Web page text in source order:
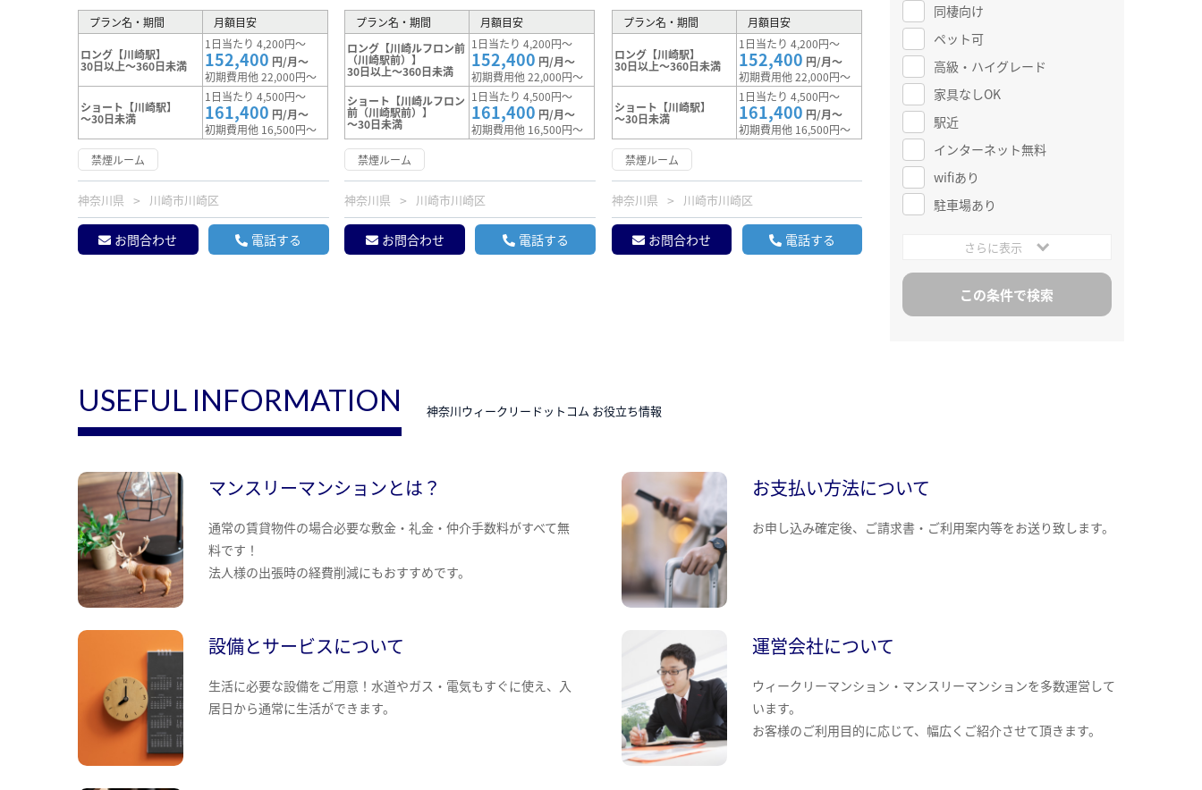
プラン名・期間 月額目安
ロング【川崎駅】
30日以上～360日未満
1日当たり 4,200円～
152,400 円/月～
初期費用他 22,000円～
ショート【川崎駅】
～30日未満
1日当たり 4,500円～
161,400 円/月～
初期費用他 16,500円～
禁煙ルーム
神奈川県 川崎市川崎区
お問合わせ 電話する
プラン名・期間
月額目安
ロング【川崎ルフロン前
（川崎駅前）】
30日以上～360日未満
1日当たり 4,200円～
152,400 円/月～
初期費用他 22,000円～
ショート【川崎ルフロン
前（川崎駅前）】
～30日未満
1日当たり 4,500円～
161,400 円/月～
初期費用他 16,500円～
禁煙ルーム
神奈川県 川崎市川崎区
お問合わせ 電話する
プラン名・期間 月額目安
ロング【川崎駅】
30日以上～360日未満
1日当たり 4,200円～
152,400 円/月～
初期費用他 22,000円～
ショート【川崎駅】
～30日未満
1日当たり 4,500円～
161,400 円/月～
初期費用他 16,500円～
禁煙ルーム
神奈川県 川崎市川崎区
お問合わせ 電話する
同棲向け
ペット可
高級・ハイグレード
家具なしOK
駅近
インターネット無料
wifiあり
駐車場あり
さらに表示
USEFUL INFORMATION 神奈川ウィークリードットコム お役立ち情報
マンスリーマンションとは？
通常の賃貸物件の場合必要な敷金・礼金・仲介手数料がすべて無
料です！
法人様の出張時の経費削減にもおすすめです。
お支払い方法について
お申し込み確定後、ご請求書・ご利用案内等をお送り致します。
設備とサービスについて
生活に必要な設備をご用意！水道やガス・電気もすぐに使え、入
居日から通常に生活ができます。
運営会社について
ウィークリーマンション・マンスリーマンションを多数運営して
います。
お客様のご利用目的に応じて、幅広くご紹介させて頂きます。